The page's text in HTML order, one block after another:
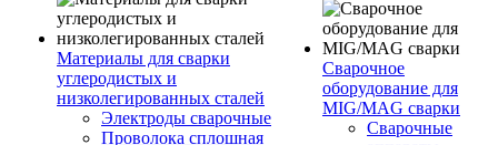
Материалы для сварки
углеродистых и
низколегированных сталей
Электроды сварочные
Проволока сплошная
Сварочное
оборудование для
MIG/MAG сварки
Сварочные